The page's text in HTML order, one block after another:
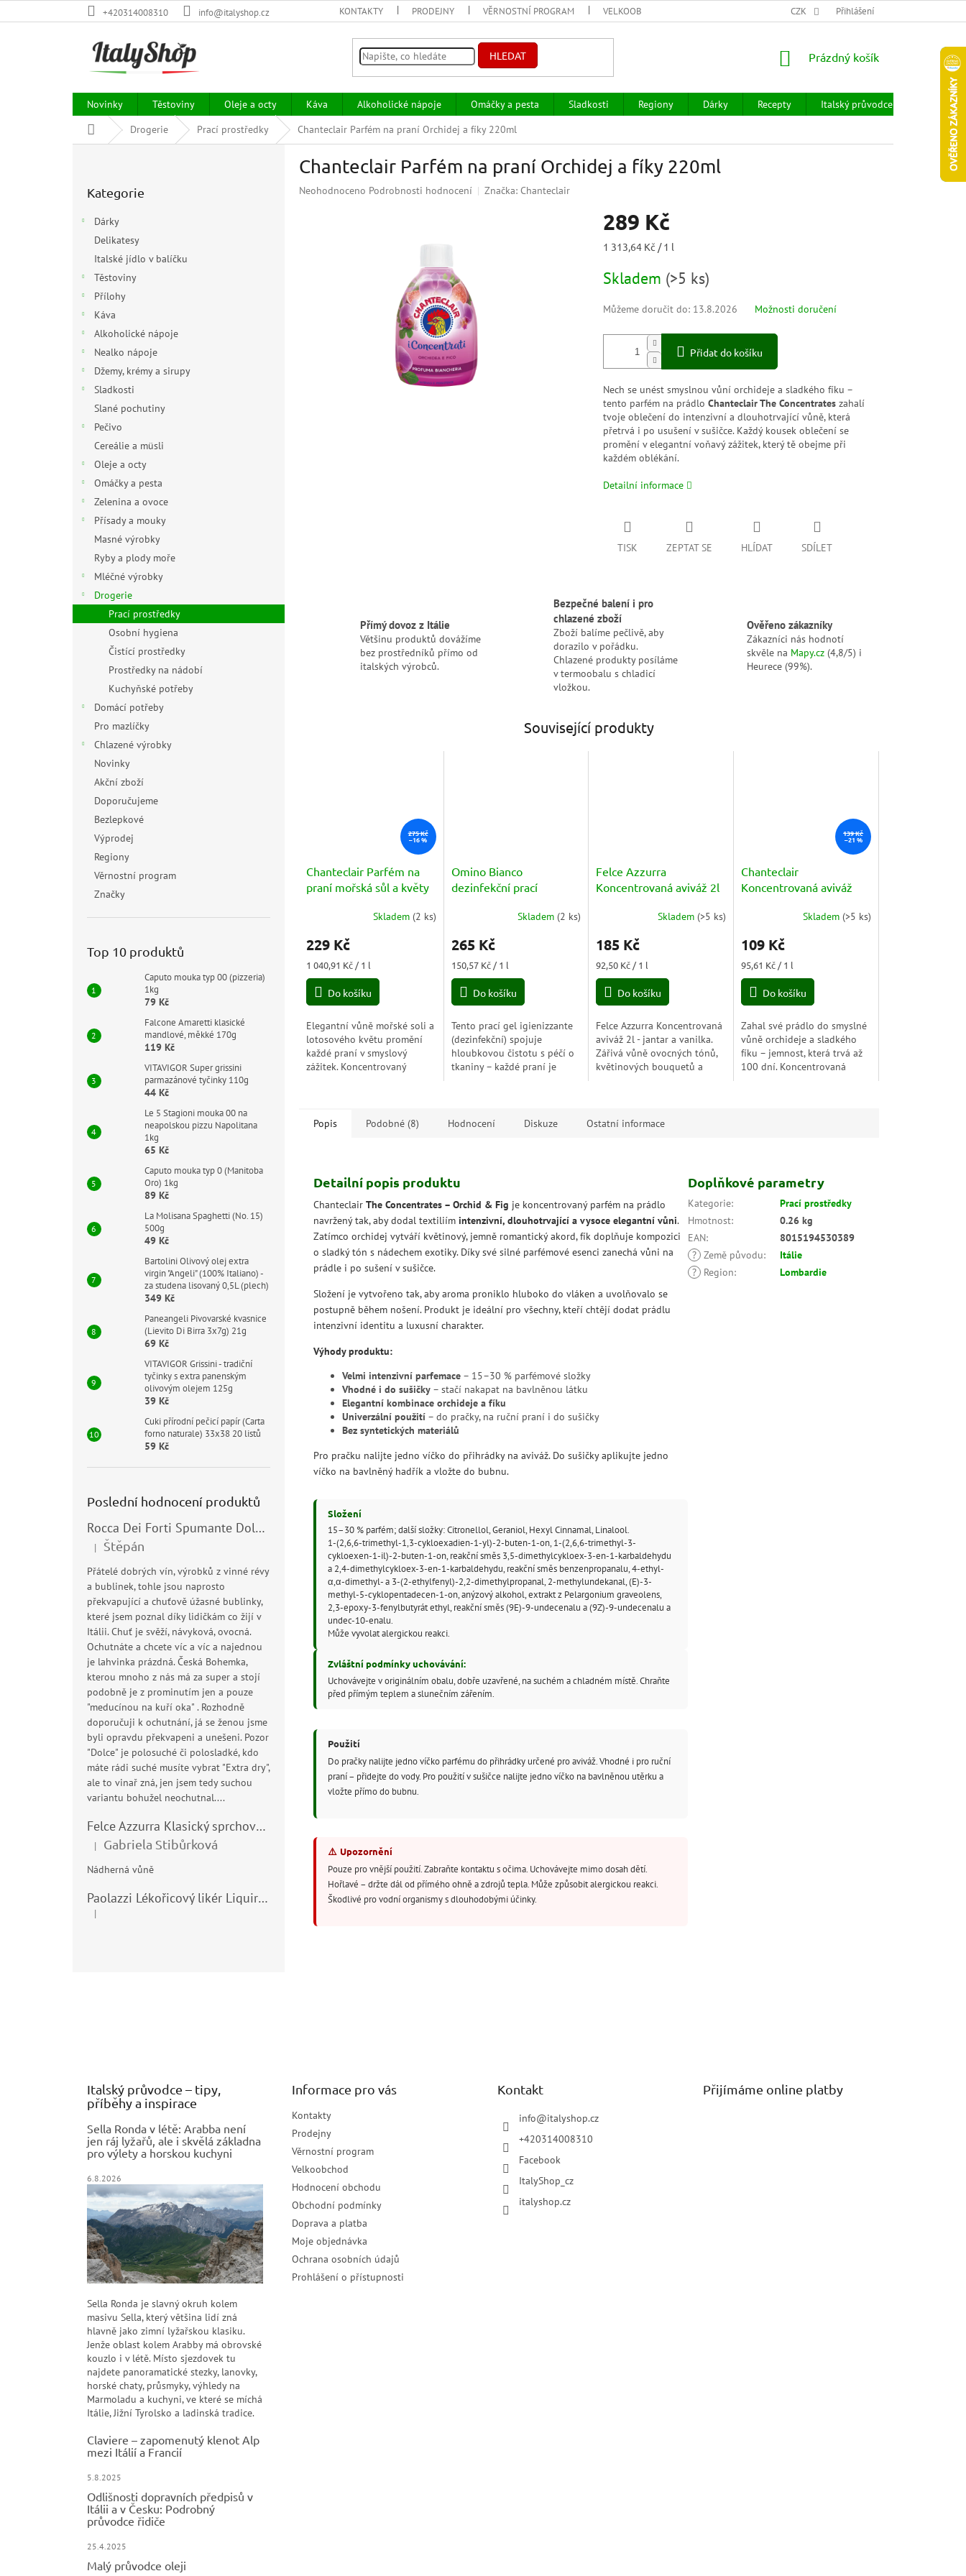
na
+420314008310 info@italyshop.cz KONTAKTY PRODEJNY VĚRNOSTNÍ PROGRAM VELKOOBCHOD HODNOCENÍ OBCHODU OBCHODNÍ PODMÍNKY
CZK Přihlášení
HLEDAT
NÁKUPNÍ
Prázdný košík
Novinky Těstoviny Oleje a octy Káva Alkoholické nápoje Omáčky a pesta Sladkosti Regiony Dárky Recepty Italský průvodce
Prodejny
Domů
Drogerie Prací prostředky Chanteclair Parfém na praní Orchidej a fíky 220ml
kategorie
Kategorie
Dárky
Delikatesy
Italské jídlo v balíčku
Těstoviny
Přílohy
Káva
Alkoholické nápoje
Nealko nápoje
Džemy, krémy a sirupy
Sladkosti
Slané pochutiny
Pečivo
Cereálie a müsli
Oleje a octy
Omáčky a pesta
Zelenina a ovoce
Přísady a mouky
Masné výrobky
Ryby a plody moře
Mléčné výrobky
Drogerie
Prací prostředky
Osobní hygiena
Čistící prostředky
Prostředky na nádobí
Kuchyňské potřeby
Domácí potřeby
Pro mazlíčky
Chlazené výrobky
Novinky
Akční zboží
Doporučujeme
Bezlepkové
Výprodej
Regiony
Věrnostní program
Značky
Top 10 produktů
Caputo mouka typ 00 (pizzeria)
1kg
79 Kč
Falcone Amaretti klasické
mandlové, měkké 170g
119 Kč
VITAVIGOR Super grissini
parmazánové tyčinky 110g
44 Kč
Le 5 Stagioni mouka 00 na
neapolskou pizzu Napolitana
1kg
65 Kč
Caputo mouka typ 0 (Manitoba
Oro) 1kg
89 Kč
La Molisana Spaghetti (No. 15)
500g
49 Kč
Bartolini Olivový olej extra
virgin "Angeli" (100% Italiano) -
za studena lisovaný 0,5L (plech)
349 Kč
Paneangeli Pivovarské kvasnice
(Lievito Di Birra 3x7g) 21g
69 Kč
VITAVIGOR Grissini - tradiční
tyčinky s extra panenským
olivovým olejem 125g
39 Kč
Cuki přírodní pečicí papír (Carta
forno naturale) 33x38 20 listů
59 Kč
Poslední hodnocení produktů
Rocca Dei Forti Spumante Dolce 11,5% 0,75l
Hodnocení produktu je 5 z 5 hvězdiček.
| Štěpán
Přátelé dobrých vín, výrobků z vinné révy
a bublinek, tohle jsou naprosto
překvapující a chuťově úžasné bublinky,
které jsem poznal díky lidičkám co žijí v
Itálii. Chuť je svěží, návyková, ovocná.
Ochutnáte a chcete víc a víc a najednou
je lahvinka prázdná. Česká Bohemka,
kterou mnoho z nás má za super a stojí
podobně je z prominutím jen a pouze
"meducínou na kuří oka" . Rozhodně
doporučuji k ochutnání, já se ženou jsme
byli opravdu překvapeni a unešeni. Pozor
"Dolce" je polosuché či polosladké, kdo
máte rádi suché musíte vybrat "Extra dry",
ale to vinař zná, jen jsem tedy suchou
variantu bohužel neochutnal....
Felce Azzurra Klasický sprchový gel - doccia gel 400ml
Hodnocení produktu je 5 z 5 hvězdiček.
| Gabriela Stibůrková
Nádherná vůně
Paolazzi Lékořicový likér Liquirizia 24% 0,7L
Hodnocení produktu je 5 z 5 hvězdiček.
|
Chanteclair Parfém na praní Orchidej a fíky 220ml
Průměrné
Neohodnoceno Podrobnosti hodnocení Značka: Chanteclair
289 Kč
Měrná
1 313,64 Kč / 1 l
Skladem (>5 ks)
Můžeme doručit do: 13.8.2026 Možnosti doručení
Přidat do košíku
Nech se unést smyslnou vůní orchideje a sladkého fíku –
tento parfém na prádloChanteclair The Concentrates zahalí
tvoje oblečení do intenzivní a dlouhotrvající vůně, která
přetrvá i po usušení v sušičce. Každý kousek oblečení se
promění v elegantní voňavý zážitek, který tě obejme při
každém oblékání.
Detailní informace
TISK ZEPTAT SE HLÍDAT SDÍLET
Přímý dovoz z Itálie
Většinu produktů dovážíme
bez prostředníků přímo od
italských výrobců.
Bezpečné balení i pro
chlazené zboží
Zboží balíme pečlivě, aby
dorazilo v pořádku.
Chlazené produkty posíláme
v termoobalu s chladicí
vložkou.
Ověřeno zákazníky
Zákazníci nás hodnotí
skvěle na Mapy.cz (4,8/5) i
Heurece (99%).
Související produkty
275 Kč
–16 %
Chanteclair Parfém na
praní mořská sůl a květy
Skladem (2 ks)
229 Kč
Měrná
cena:
1 040,91 Kč / 1 l
Do košíku
Elegantní vůně mořské soli a
lotosového květu promění
každé praní v smyslový
zážitek. Koncentrovaný
Omino Bianco
dezinfekční prací
igienizzante) 1760ml
Skladem(2 ks)
265 Kč
Měrná
cena:
150,57 Kč / 1 l
Do košíku
Tento prací gel igienizzante
(dezinfekční) spojuje
hloubkovou čistotu s péčí o
tkaniny – každé praní je
Felce Azzurra
Koncentrovaná aviváž 2l
produktu
5,0
5
Skladem(>5 ks)
185 Kč
Měrná
cena:
92,50 Kč / 1 l
Do košíku
Felce Azzurra Koncentrovaná
aviváž 2l - jantar a vanilka.
Zářivá vůně ovocných tónů,
květinových bouquetů a
139 Kč
–21 %
Chanteclair
Koncentrovaná aviváž
e Fico) 1140mlSkladem(>5 ks)
109 Kč
Měrná
cena:
95,61 Kč / 1 l
Do košíku
Zahal své prádlo do smyslné
vůně orchideje a sladkého
fíku – jemnost, která trvá až
100 dní. Koncentrovaná
Popis
Podobné (8) Hodnocení Diskuze Ostatní informace
Detailní popis produktu
Chanteclair The Concentrates – Orchid & Fig je koncentrovaný parfém na prádlo
navržený tak, aby dodal textiliím intenzivní, dlouhotrvající a vysoce elegantní vůni.
Zatímco orchidej vytváří květinový, jemně romantický akord, fík doplňuje kompozici
o sladký tón s nádechem exotiky. Díky své silné parfémové esenci zanechá vůni na
prádle i po sušení v sušičce.
Složení je vytvořeno tak, aby aroma proniklo hluboko do vláken a uvolňovalo se
postupně během nošení. Produkt je ideální pro všechny, kteří chtějí dodat prádlu
intenzivní identitu a luxusní charakter.
Výhody produktu:
Velmi intenzivní parfemace– 15–30 % parfémové složky
Vhodné i do sušičky– stačí nakapat na bavlněnou látku
Elegantní kombinace orchideje a fíku
Univerzální použití– do pračky, na ruční praní i do sušičky
Bez syntetických materiálů
Pro pračku nalijte jedno víčko do přihrádky na aviváž. Do sušičky aplikujte jedno
víčko na bavlněný hadřík a vložte do bubnu.
Složení
15–30 % parfém; další složky: Citronellol, Geraniol, Hexyl Cinnamal, Linalool.
1-(2,6,6-trimethyl-1,3-cykloexadien-1-yl)-2-buten-1-on, 1-(2,6,6-trimethyl-3-
cykloexen-1-il)-2-buten-1-on, reakční směs 3,5-dimethylcykloex-3-en-1-karbaldehydu
a 2,4-dimethylcykloex-3-en-1-karbaldehydu, reakční směs benzenpropanalu, 4-ethyl-
α,α-dimethyl- a 3-(2-ethylfenyl)-2,2-dimethylpropanal, 2-methylundekanal, (E)-3-
methyl-5-cyklopentadecen-1-on, anýzový alkohol, extrakt z Pelargonium graveolens,
2,3-epoxy-3-fenylbutyrát ethyl, reakční směs (9E)-9-undecenalu a (9Z)-9-undecenalu a
undec-10-enalu.
Může vyvolat alergickou reakci.
Zvláštní podmínky uchovávání:
Uchovávejte v originálním obalu, dobře uzavřené, na suchém a chladném místě. Chraňte
před přímým teplem a slunečním zářením.
Použití
Do pračky nalijte jedno víčko parfému do přihrádky určené pro aviváž. Vhodné i pro ruční
praní – přidejte do vody. Pro použití v sušičce nalijte jedno víčko na bavlněnou utěrku a
vložte přímo do bubnu.
⚠️ Upozornění
Pouze pro vnější použití. Zabraňte kontaktu s očima. Uchovávejte mimo dosah dětí.
Hořlavé – držte dál od přímého ohně a zdrojů tepla. Může způsobit alergickou reakci.
Škodlivé pro vodní organismy s dlouhodobými účinky.
Doplňkové parametry
Kategorie:
Prací prostředky
Hmotnost:
0.26 kg
EAN:
8015194530389
? Země původu:
Itálie
?
Region: Lombardie
Italský průvodce – tipy,
příběhy a inspirace
Sella Ronda v létě: Arabba není
jen ráj lyžařů, ale i skvělá základna
pro výlety a horskou kuchyni
6.8.2026
Sella Ronda je slavný okruh kolem
masivu Sella, který většina lidí zná
hlavně jako zimní lyžařskou klasiku.
Jenže oblast kolem Arabby má obrovské
kouzlo i v létě. Místo sjezdovek tu
najdete panoramatické stezky, lanovky,
horské chaty, průsmyky, výhledy na
Marmoladu a kuchyni, ve které se míchá
Itálie, Jižní Tyrolsko a ladinská tradice.
Claviere – zapomenutý klenot Alp
mezi Itálií a Francií
5.8.2025
Odlišnosti dopravních předpisů v
Itálii a v Česku: Podrobný
průvodce řidiče
25.4.2025
Malý průvodce oleji
Informace pro vás
Kontakty
Prodejny
Věrnostní program
Velkoobchod
Hodnocení obchodu
Obchodní podmínky
Doprava a platba
Moje objednávka
Ochrana osobních údajů
Prohlášení o přístupnosti
Kontakt
info@italyshop.cz
+420314008310
Facebook
ItalyShop_cz
italyshop.cz
Přijímáme online platby